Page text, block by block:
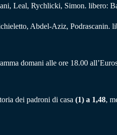
Leal, Rychlicki, Simon. libero:
Abdel-Aziz, Podrascanin.
domani alle ore 18.00
dei padroni di casa (1) a 1,48,